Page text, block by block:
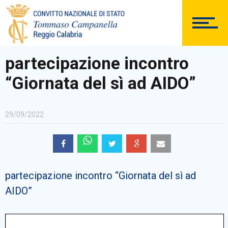
DOCUMENTAZIONE
Comunicazioni Esterne
partecipazione incontro
“Giornata del sì ad AIDO”
29/09/2022
partecipazione incontro “Giornata del sì ad
AIDO”